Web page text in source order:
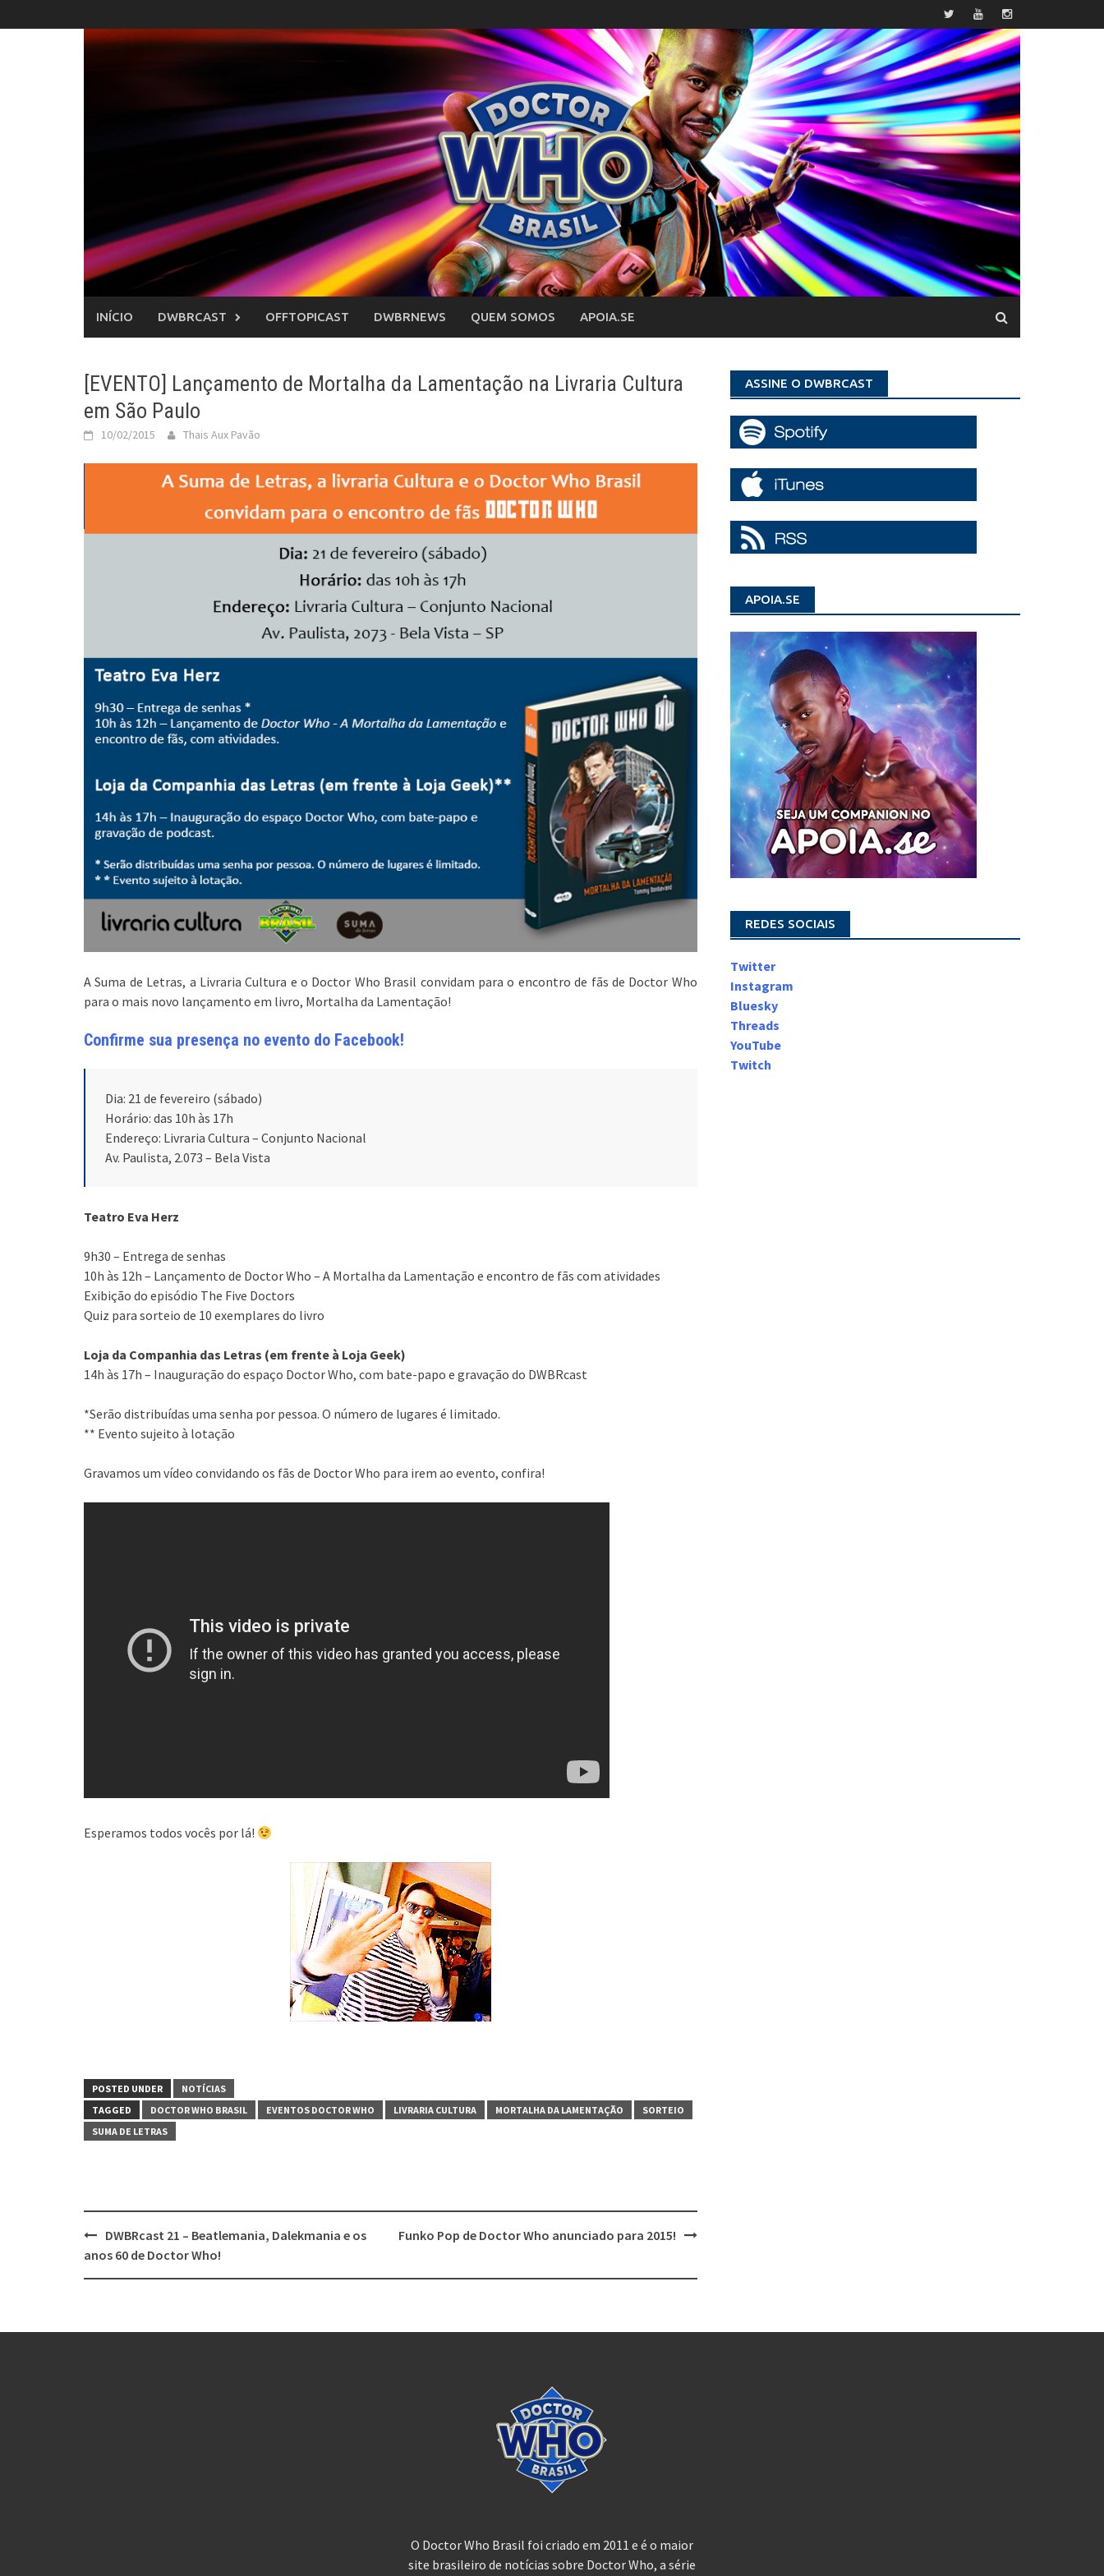
to
INÍCIO DWBRCAST OFFTOPICAST DWBRNEWS QUEM SOMOS APOIA.SE
[EVENTO] Lançamento de Mortalha da Lamentação na Livraria Cultura
em São Paulo
10/02/2015 Thais Aux Pavão
A Suma de Letras, a Livraria Cultura e o Doctor Who Brasil convidam para o encontro de fãs de Doctor Who
para o mais novo lançamento em livro, Mortalha da Lamentação!
Confirme sua presença no evento do Facebook!
Dia: 21 de fevereiro (sábado)
Horário: das 10h às 17h
Endereço: Livraria Cultura – Conjunto Nacional
Av. Paulista, 2.073 – Bela Vista
Teatro Eva Herz
9h30 – Entrega de senhas
10h às 12h – Lançamento de Doctor Who – A Mortalha da Lamentação e encontro de fãs com atividades
Exibição do episódio The Five Doctors
Quiz para sorteio de 10 exemplares do livro
Loja da Companhia das Letras (em frente à Loja Geek)
14h às 17h – Inauguração do espaço Doctor Who, com bate-papo e gravação do DWBRcast
*Serão distribuídas uma senha por pessoa. O número de lugares é limitado.
** Evento sujeito à lotação
Gravamos um vídeo convidando os fãs de Doctor Who para irem ao evento, confira!
Esperamos todos vocês por lá!
POSTED UNDER
NOTÍCIAS
TAGGED
DOCTOR WHO BRASIL EVENTOS DOCTOR WHO LIVRARIA CULTURA MORTALHA DA LAMENTAÇÃO
SORTEIO
SUMA DE LETRAS
Post
navigation
DWBRcast 21 – Beatlemania, Dalekmania e os
anos 60 de Doctor Who!
Funko Pop de Doctor Who anunciado para 2015!
ASSINE O DWBRCAST
APOIA.SE
REDES SOCIAIS
Twitter
Instagram
Bluesky
Threads
YouTube
Twitch
O Doctor Who Brasil foi criado em 2011 e é o maior
site brasileiro de notícias sobre Doctor Who, a série